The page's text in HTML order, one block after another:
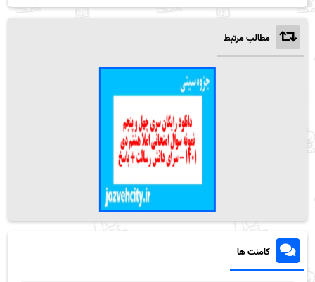
مطالب مرتبط
کامنت ها